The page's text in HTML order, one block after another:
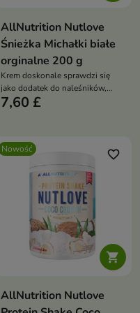
AllNutrition Nutlove
Śnieżka Michałki białe
orginalne 200 g
Krem doskonale sprawdzi się
jako dodatek do naleśników,
owsianki, wafli ryżowych,
7,60 £
Nowość

favorite_border
AllNutrition Nutlove